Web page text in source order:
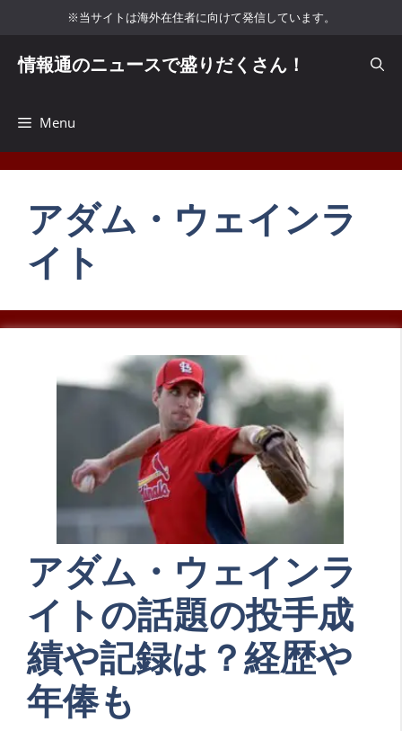
キ
※当サイトは海外在住者に向けて発信しています。
情報通のニュースで盛りだくさん！
Menu
アダム・ウェインラ
イト
アダム・ウェインラ
イトの話題の投手成
績や記録は？経歴や
年俸も